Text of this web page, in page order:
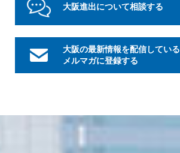
大阪進出について相談する
大阪の最新情報を配信している
メルマガに登録する